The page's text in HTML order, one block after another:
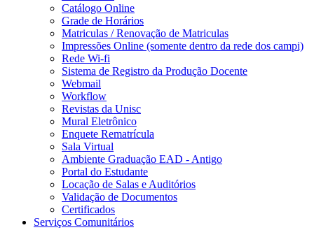
Catálogo Online
Grade de Horários
Matriculas / Renovação de Matriculas
Impressões Online (somente dentro da rede dos campi)
Rede Wi-fi
Sistema de Registro da Produção Docente
Webmail
Workflow
Revistas da Unisc
Mural Eletrônico
Enquete Rematrícula
Sala Virtual
Ambiente Graduação EAD - Antigo
Portal do Estudante
Locação de Salas e Auditórios
Validação de Documentos
Certificados
Serviços Comunitários